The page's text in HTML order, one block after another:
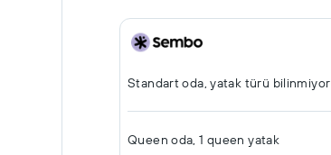
Standart oda, yatak türü bilinmiyor
Queen oda, 1 queen yatak